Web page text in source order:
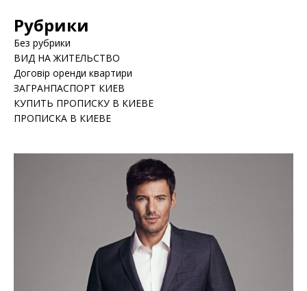
Рубрики
Без рубрики
ВИД НА ЖИТЕЛЬСТВО
Договір оренди квартири
ЗАГРАНПАСПОРТ КИЕВ
КУПИТЬ ПРОПИСКУ В КИЕВЕ
ПРОПИСКА В КИЕВЕ